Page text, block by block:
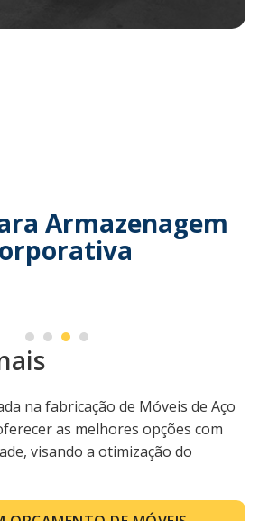
Armazenagem
na fabricação de Móveis de Aço
as melhores opções com
visando a otimização do